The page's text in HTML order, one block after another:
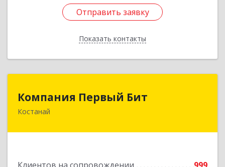
Отправить заявку
Показать контакты
Отправить заявку
Назад
Компания Первый Бит
Костанай
Компания Первый Бит
Республика Казахстан, г. Костанай, Аль-Фараби,